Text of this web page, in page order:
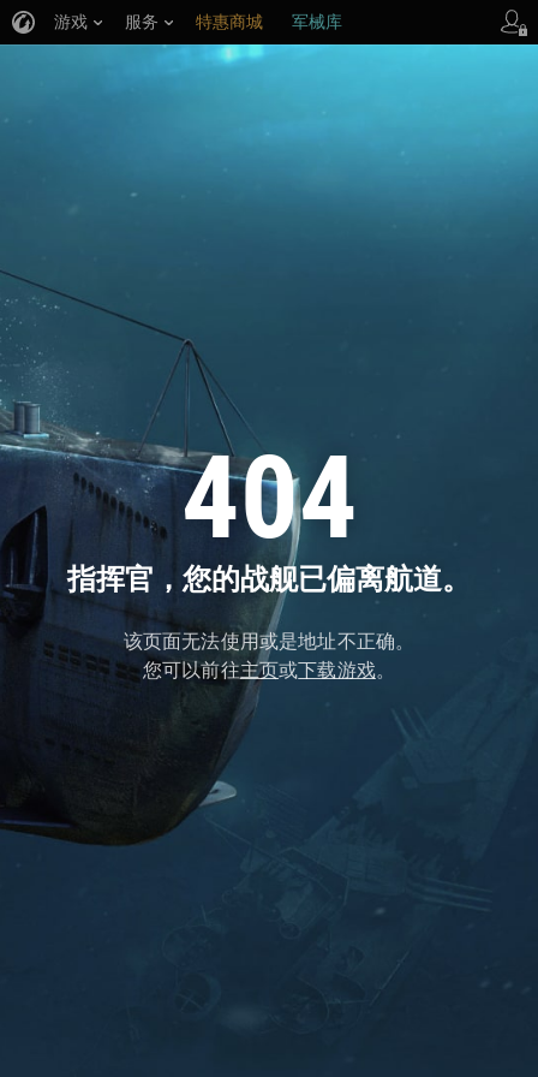
404
指挥官，您的战舰已偏离航道。
该页面无法使用或是地址不正确。
您可以前往主页或下载游戏。
游戏 服务 特惠商城 军械库